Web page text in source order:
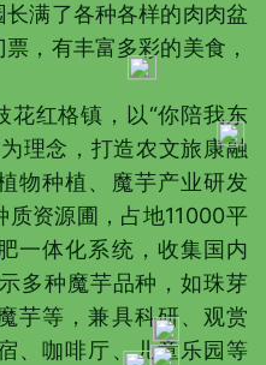
满了各种各样的肉肉盆
，有丰富多彩的美食，
红格镇，以“你陪我东
理念，打造农文旅康融
物种植、魔芋产业研发
质资源圃，占地11000平
一体化系统，收集国内
多种魔芋品种，如珠芽
芋等，兼具科研、观赏
、咖啡厅、儿童乐园等